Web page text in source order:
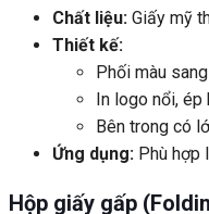
Chất liệu: Giấy mỹ
Thiết kế:
Phối màu
In logo nổi, ép
Bên trong có
Ứng dụng: Phù hợp
Hộp giấy gấp